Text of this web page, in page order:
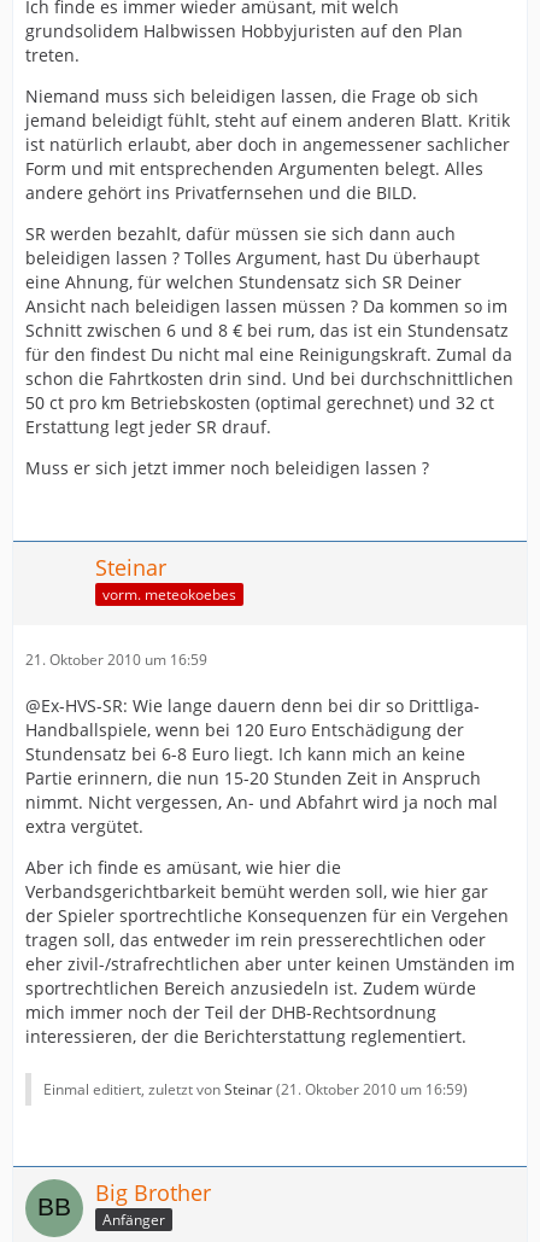
Ich finde es immer wieder amüsant, mit welch
grundsolidem Halbwissen Hobbyjuristen auf den Plan
treten.
Niemand muss sich beleidigen lassen, die Frage ob sich
jemand beleidigt fühlt, steht auf einem anderen Blatt. Kritik
ist natürlich erlaubt, aber doch in angemessener sachlicher
Form und mit entsprechenden Argumenten belegt. Alles
andere gehört ins Privatfernsehen und die BILD.
SR werden bezahlt, dafür müssen sie sich dann auch
beleidigen lassen ? Tolles Argument, hast Du überhaupt
eine Ahnung, für welchen Stundensatz sich SR Deiner
Ansicht nach beleidigen lassen müssen ? Da kommen so im
Schnitt zwischen 6 und 8 € bei rum, das ist ein Stundensatz
für den findest Du nicht mal eine Reinigungskraft. Zumal da
schon die Fahrtkosten drin sind. Und bei durchschnittlichen
50 ct pro km Betriebskosten (optimal gerechnet) und 32 ct
Erstattung legt jeder SR drauf.
Muss er sich jetzt immer noch beleidigen lassen ?
Steinar
vorm. meteokoebes
21. Oktober 2010 um 16:59
@Ex-HVS-SR: Wie lange dauern denn bei dir so Drittliga-
Handballspiele, wenn bei 120 Euro Entschädigung der
Stundensatz bei 6-8 Euro liegt. Ich kann mich an keine
Partie erinnern, die nun 15-20 Stunden Zeit in Anspruch
nimmt. Nicht vergessen, An- und Abfahrt wird ja noch mal
extra vergütet.
Aber ich finde es amüsant, wie hier die
Verbandsgerichtbarkeit bemüht werden soll, wie hier gar
der Spieler sportrechtliche Konsequenzen für ein Vergehen
tragen soll, das entweder im rein presserechtlichen oder
eher zivil-/strafrechtlichen aber unter keinen Umständen im
sportrechtlichen Bereich anzusiedeln ist. Zudem würde
mich immer noch der Teil der DHB-Rechtsordnung
interessieren, der die Berichterstattung reglementiert.
Einmal editiert, zuletzt vonSteinar(21. Oktober 2010 um 16:59)
Big Brother
Anfänger